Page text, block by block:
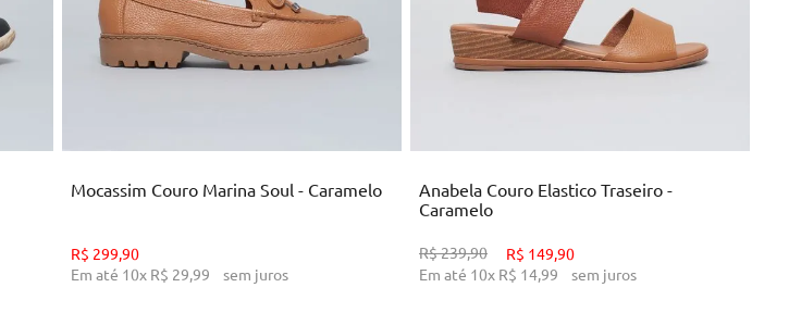
Mocassim Couro Marina Soul - Caramelo
R$ 299,90
Em até 10x R$ 29,99 sem juros
Anabela Couro Elastico Traseiro -
Caramelo
R$239,90 R$ 149,90
Em até 10x R$ 14,99 sem juros